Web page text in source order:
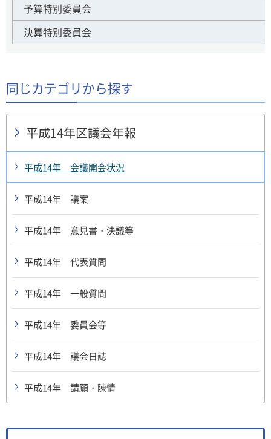
予算特別委員会
決算特別委員会
同じカテゴリから探す
平成14年区議会年報
平成14年 会議開会状況
平成14年 議案
平成14年 意見書・決議等
平成14年 代表質問
平成14年 一般質問
平成14年 委員会等
平成14年 議会日誌
平成14年 請願・陳情